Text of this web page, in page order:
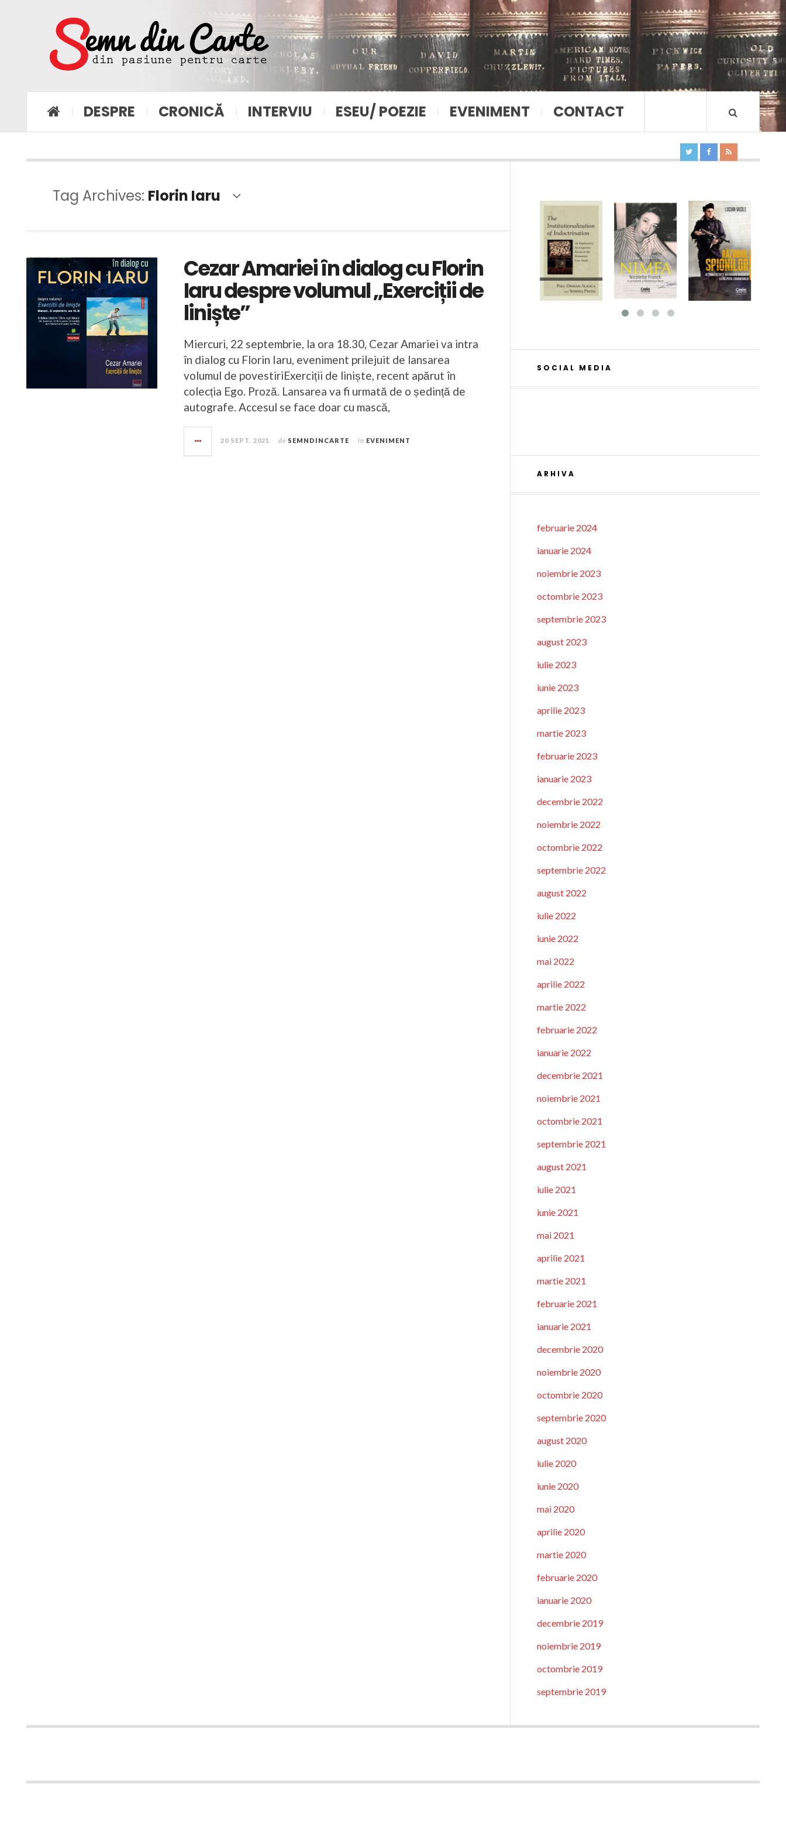
DESPRE CRONICĂ INTERVIU ESEU/ POEZIE EVENIMENT CONTACT
Tag Archives: Florin Iaru
Cezar Amariei în dialog cu Florin
Iaru despre volumul „Exerciții de
liniște”
Miercuri, 22 septembrie, la ora 18.30, Cezar Amariei va intra
în dialog cu Florin Iaru, eveniment prilejuit de lansarea
volumul de povestiriExerciții de liniște, recent apărut în
colecția Ego. Proză. Lansarea va fi urmată de o ședință de
autografe. Accesul se face doar cu mască,
20 SEPT. 2021 de SEMNDINCARTE în EVENIMENT
SOCIAL MEDIA
ARHIVA
februarie 2024
ianuarie 2024
noiembrie 2023
octombrie 2023
septembrie 2023
august 2023
iulie 2023
iunie 2023
aprilie 2023
martie 2023
februarie 2023
ianuarie 2023
decembrie 2022
noiembrie 2022
octombrie 2022
septembrie 2022
august 2022
iulie 2022
iunie 2022
mai 2022
aprilie 2022
martie 2022
februarie 2022
ianuarie 2022
decembrie 2021
noiembrie 2021
octombrie 2021
septembrie 2021
august 2021
iulie 2021
iunie 2021
mai 2021
aprilie 2021
martie 2021
februarie 2021
ianuarie 2021
decembrie 2020
noiembrie 2020
octombrie 2020
septembrie 2020
august 2020
iulie 2020
iunie 2020
mai 2020
aprilie 2020
martie 2020
februarie 2020
ianuarie 2020
decembrie 2019
noiembrie 2019
octombrie 2019
septembrie 2019